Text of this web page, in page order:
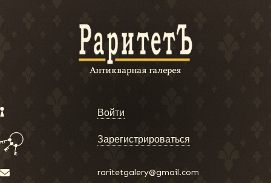
Войти
Зарегистрироваться
raritetgalery@gmail.com